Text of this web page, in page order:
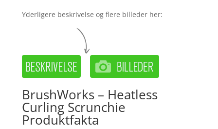
Yderligere beskrivelse og flere billeder her:
BrushWorks – Heatless
Curling Scrunchie
Produktfakta